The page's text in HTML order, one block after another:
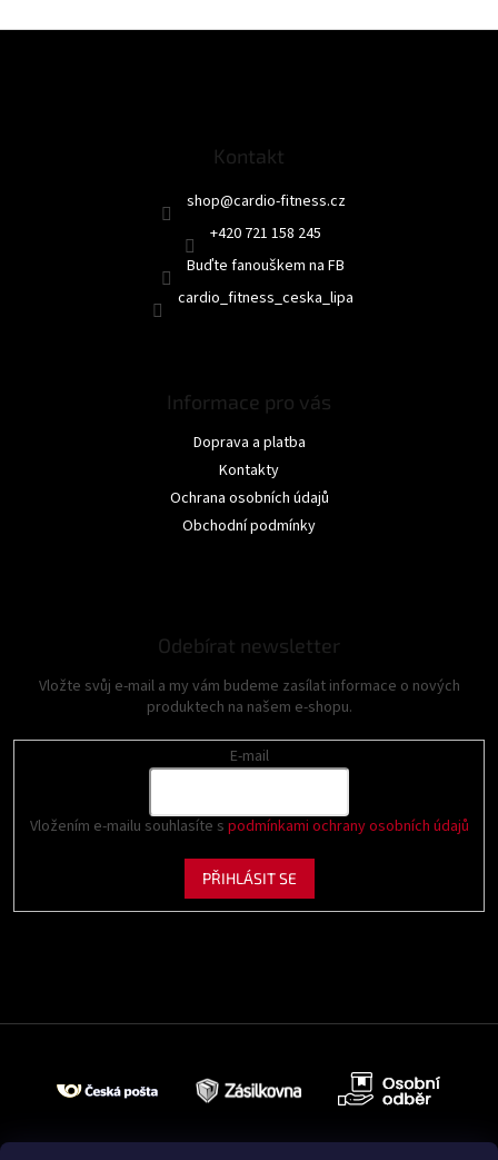
Kontakt
shop@cardio-fitness.cz
+420 721 158 245
Buďte fanouškem na FB
cardio_fitness_ceska_lipa
Informace pro vás
Doprava a platba
Kontakty
Ochrana osobních údajů
Obchodní podmínky
Odebírat newsletter
Vložte svůj e-mail a my vám budeme zasílat informace o nových
produktech na našem e-shopu.
E-mail
Vložením e-mailu souhlasíte s podmínkami ochrany osobních údajů
PŘIHLÁSIT SE